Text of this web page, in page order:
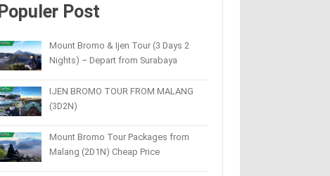
Populer Post
Mount Bromo & Ijen Tour (3 Days 2
Nights) – Depart from Surabaya
IJEN BROMO TOUR FROM MALANG
(3D2N)
Mount Bromo Tour Packages from
Malang (2D1N) Cheap Price